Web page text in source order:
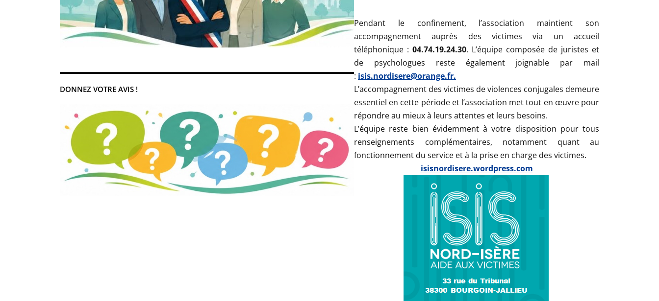
DONNEZ VOTRE AVIS !
Pendant le confinement, l’association maintient son
accompagnement auprès des victimes via un accueil
téléphonique : 04.74.19.24.30. L’équipe composée de juristes et
de psychologues reste également joignable par mail
: isis.nordisere@orange.fr.
L’accompagnement des victimes de violences conjugales demeure
essentiel en cette période et l’association met tout en œuvre pour
répondre au mieux à leurs attentes et leurs besoins.
L’équipe reste bien évidemment à votre disposition pour tous
renseignements complémentaires, notamment quant au
fonctionnement du service et à la prise en charge des victimes.
isisnordisere.wordpress.com